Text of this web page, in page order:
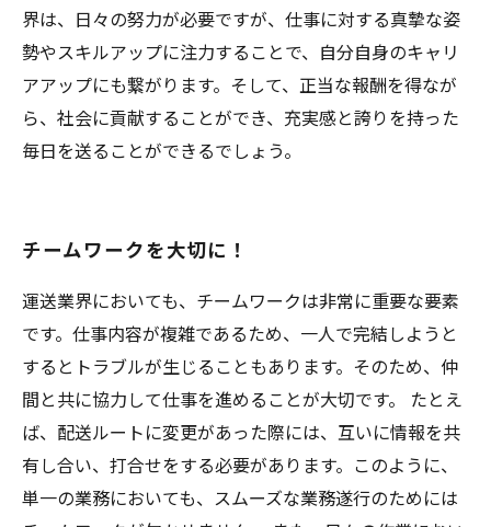
界は、日々の努力が必要ですが、仕事に対する真摯な姿
勢やスキルアップに注力することで、自分自身のキャリ
アアップにも繋がります。そして、正当な報酬を得なが
ら、社会に貢献することができ、充実感と誇りを持った
毎日を送ることができるでしょう。
チームワークを大切に！
運送業界においても、チームワークは非常に重要な要素
です。仕事内容が複雑であるため、一人で完結しようと
するとトラブルが生じることもあります。そのため、仲
間と共に協力して仕事を進めることが大切です。 たとえ
ば、配送ルートに変更があった際には、互いに情報を共
有し合い、打合せをする必要があります。このように、
単一の業務においても、スムーズな業務遂行のためには